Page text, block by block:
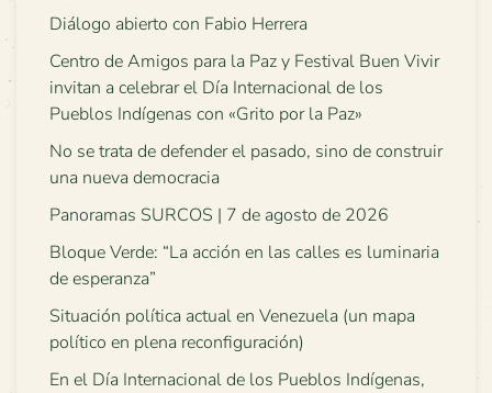
Diálogo abierto con Fabio Herrera
Centro de Amigos para la Paz y Festival Buen Vivir
invitan a celebrar el Día Internacional de los
Pueblos Indígenas con «Grito por la Paz»
No se trata de defender el pasado, sino de construir
una nueva democracia
Panoramas SURCOS | 7 de agosto de 2026
Bloque Verde: “La acción en las calles es luminaria
de esperanza”
Situación política actual en Venezuela (un mapa
político en plena reconfiguración)
En el Día Internacional de los Pueblos Indígenas,